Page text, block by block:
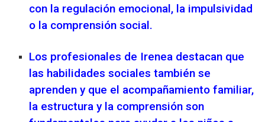
con la regulación emocional, la impulsividad
o la comprensión social.
Los profesionales de Irenea destacan que
las habilidades sociales también se
aprenden y que el acompañamiento familiar,
la estructura y la comprensión son